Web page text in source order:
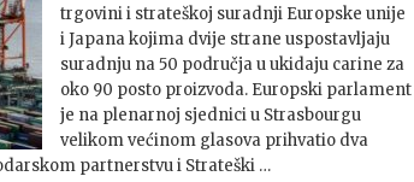
trgovini i strateškoj suradnji Europske unije
i Japana kojima dvije strane uspostavljaju
suradnju na 50 područja u ukidaju carine za
oko 90 posto proizvoda. Europski parlament
je na plenarnoj sjednici u Strasbourgu
velikom većinom glasova prihvatio dva
partnerstvu i Strateški …